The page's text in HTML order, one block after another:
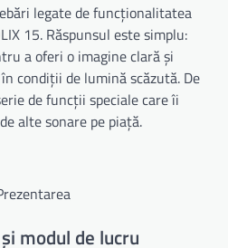
legate de funcționalitatea
15. Răspunsul este simplu:
a oferi o imagine clară și
condiții de lumină scăzută. De
de funcții speciale care îi
alte sonare pe piață.
modul de lucru